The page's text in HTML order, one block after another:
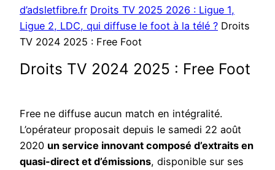
d’adsletfibre.fr Droits TV 2025 2026 : Ligue 1,
Ligue 2, LDC, qui diffuse le foot à la télé ? Droits
TV 2024 2025 : Free Foot
Droits TV 2024 2025 : Free Foot
Free ne diffuse aucun match en intégralité.
L’opérateur proposait depuis le samedi 22 août
2020 un service innovant composé d’extraits en
quasi-direct et d’émissions, disponible sur ses